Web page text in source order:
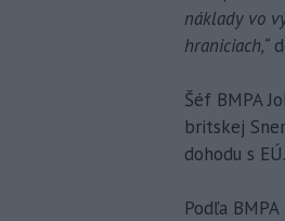
náklady vo
hraniciach,“
Šéf BMPA
britskej
dohodu s
Podľa